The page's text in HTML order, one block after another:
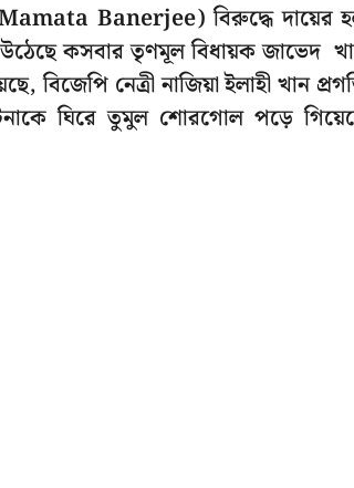
(Mamata Banerjee) বিরুদ্ধে দায়ের
কসবার তৃণমূল বিধায়ক জাভেদ
নেত্রী নাজিয়া ইলাহী খান
ঘিরে তুমুল শোরগোল পড়ে